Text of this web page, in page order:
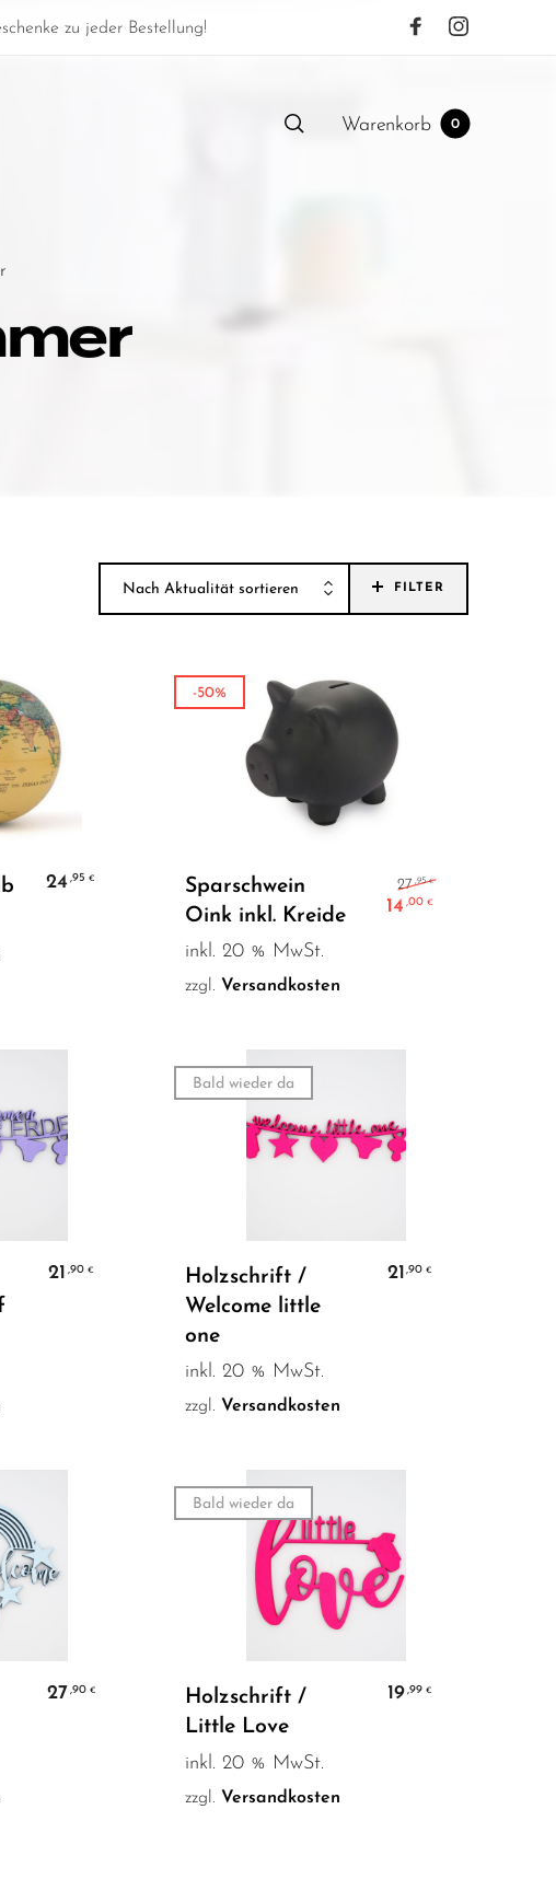
zu jeder Bestellung!
Warenkorb 0
Nach Aktualität sortieren FILTER
24 ,95 €
-50%
Sparschwein
Oink inkl. Kreide
27 ,95€
14 ,00 €
inkl. 20 % MwSt.
zzgl. Versandkosten
21 ,90€
Bald wieder da
Holzschrift /
Welcome little
one
21 ,90€
inkl. 20 % MwSt.
zzgl. Versandkosten
27 ,90 €
Bald wieder da
Weiterlesen
Holzschrift /
Little Love
19,99 €
inkl. 20 % MwSt.
zzgl. Versandkosten